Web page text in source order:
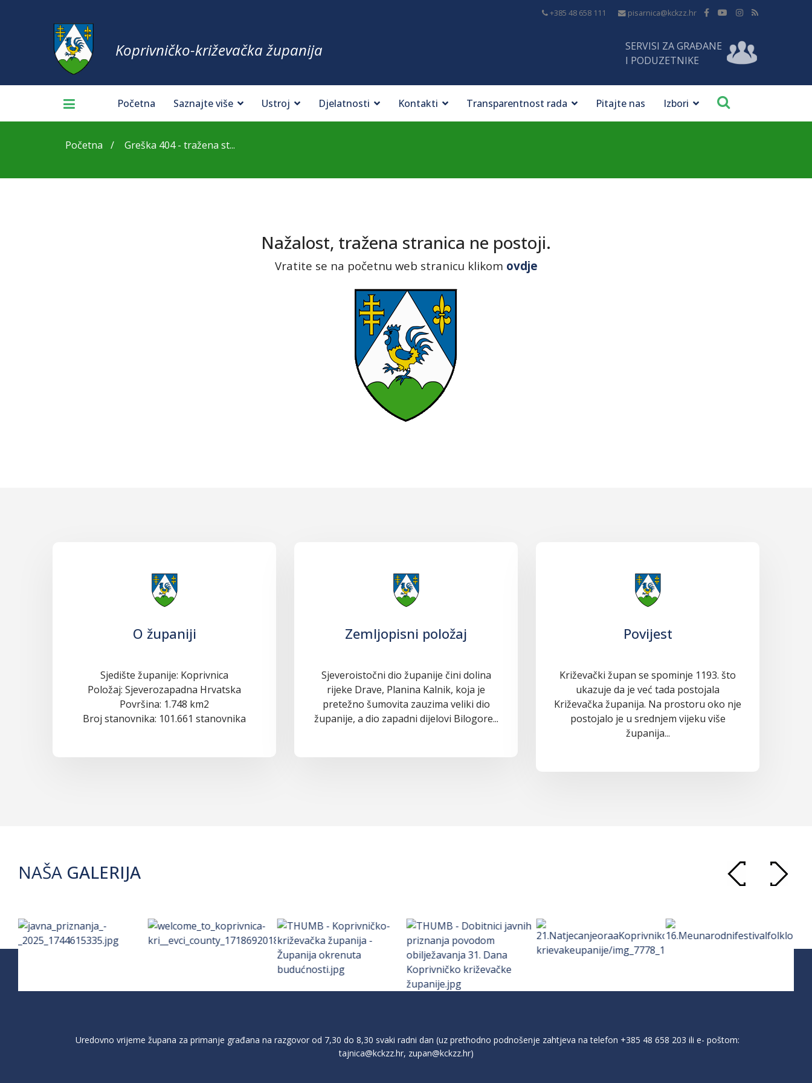
+385 48 658 111 pisarnica@kckzz.hr
Koprivničko-križevačka županija
SERVISI ZA GRAĐANE
I PODUZETNIKE
Početna Saznajte više Ustroj Djelatnosti Kontakti Transparentnost rada Pitajte nas Izbori
Početna Greška 404 - tražena st...
Nažalost, tražena stranica ne postoji.
Vratite se na početnu web stranicu klikom ovdje
O županiji
Sjedište županije: Koprivnica
Položaj: Sjeverozapadna Hrvatska
Površina: 1.748 km2
Broj stanovnika: 101.661 stanovnika
Zemljopisni položaj
Sjeveroistočni dio županije čini dolina
rijeke Drave, Planina Kalnik, koja je
pretežno šumovita zauzima veliki dio
županije, a dio zapadni dijelovi Bilogore...
Povijest
Križevački župan se spominje 1193. što
ukazuje da je već tada postojala
Križevačka županija. Na prostoru oko nje
postojalo je u srednjem vijeku više
županija...
NAŠA GALERIJA
Uredovno vrijeme župana za primanje građana na razgovor od 7,30 do 8,30 svaki radni dan (uz prethodno podnošenje zahtjeva na telefon +385 48 658 203 ili e- poštom:
tajnica@kckzz.hr, zupan@kckzz.hr)